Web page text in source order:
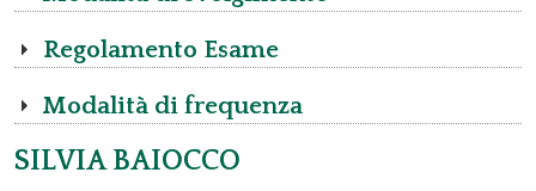
Regolamento Esame
Modalità di frequenza
SILVIA BAIOCCO